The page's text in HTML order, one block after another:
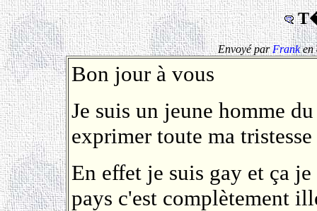
Envoyé parFranken
Bon jour à vous
Je suis un jeune homme
exprimer toute ma tristesse
En effet je suis gay et ça
pays c'est complètement